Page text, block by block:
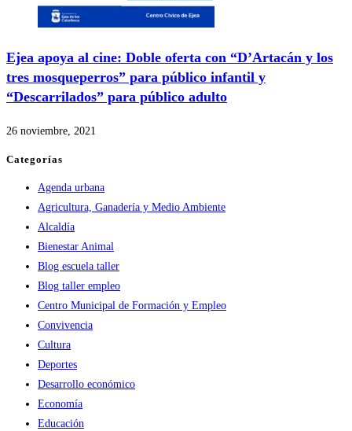
Ejea apoya al cine: Doble oferta con “D’Artacán y los
tres mosqueperros” para público infantil y
“Descarrilados” para público adulto
26 noviembre, 2021
Categorías
Agenda urbana
Agricultura, Ganadería y Medio Ambiente
Alcaldía
Bienestar Animal
Blog escuela taller
Blog taller empleo
Centro Municipal de Formación y Empleo
Convivencia
Cultura
Deportes
Desarrollo económico
Economía
Educación